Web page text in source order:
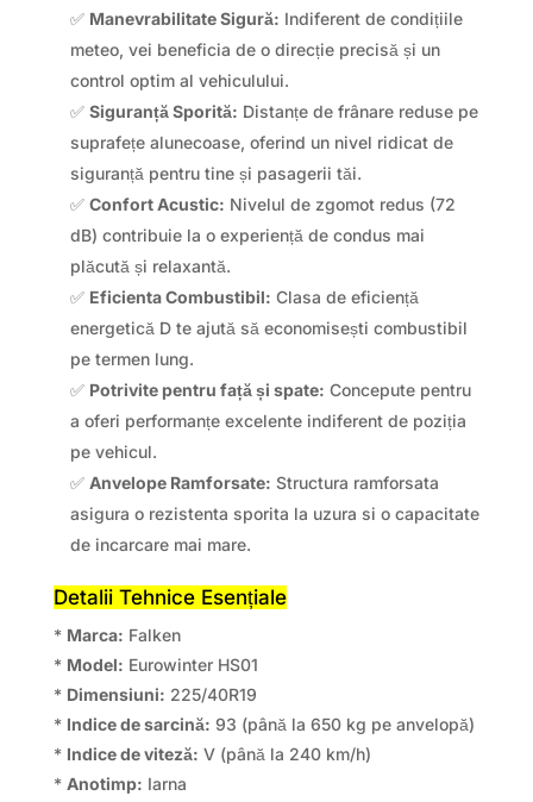
✅ Manevrabilitate Sigură: Indiferent de condițiile
meteo, vei beneficia de o direcție precisă și un
control optim al vehiculului.
✅ Siguranță Sporită: Distanțe de frânare reduse pe
suprafețe alunecoase, oferind un nivel ridicat de
siguranță pentru tine și pasagerii tăi.
✅ Confort Acustic: Nivelul de zgomot redus (72
dB) contribuie la o experiență de condus mai
plăcută și relaxantă.
✅ Eficienta Combustibil: Clasa de eficiență
energetică D te ajută să economisești combustibil
pe termen lung.
✅ Potrivite pentru față și spate: Concepute pentru
a oferi performanțe excelente indiferent de poziția
pe vehicul.
✅ Anvelope Ramforsate: Structura ramforsata
asigura o rezistenta sporita la uzura si o capacitate
de incarcare mai mare.
Detalii Tehnice Esențiale
* Marca: Falken
* Model: Eurowinter HS01
* Dimensiuni: 225/40R19
* Indice de sarcină: 93 (până la 650 kg pe anvelopă)
* Indice de viteză: V (până la 240 km/h)
* Anotimp: Iarna